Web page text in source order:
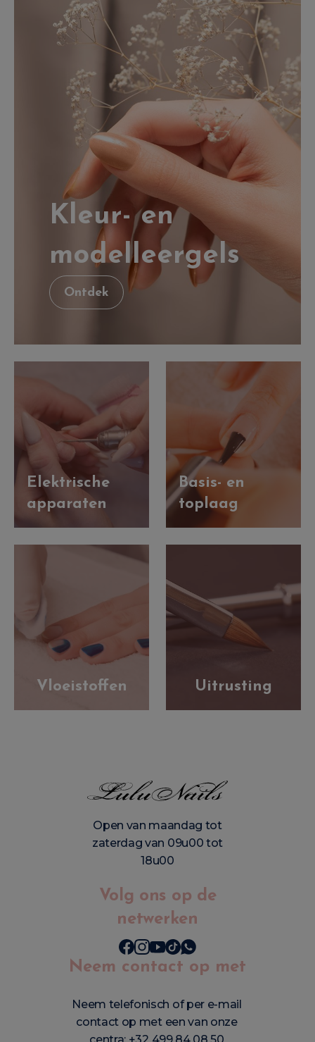
Kleur- en
modelleergels
Ontdek
Elektrische
apparaten
Basis- en
toplaag
Vloeistoffen Uitrusting
Open van maandag tot
zaterdag van 09u00 tot
18u00
Volg ons op de
netwerken
Neem contact op met
Neem telefonisch of per e-mail
contact op met een van onze